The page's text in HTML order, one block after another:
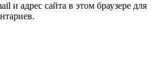
и адрес сайта в этом браузере для